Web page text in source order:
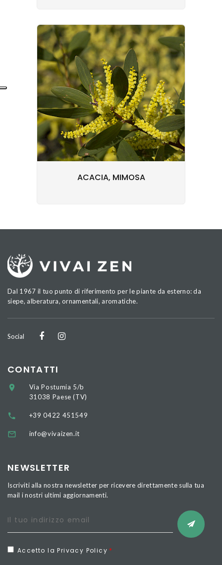
ACACIA, MIMOSA
Dal 1967 il tuo punto di riferimento per le piante da esterno: da
siepe, alberatura, ornamentali, aromatiche.
Social
CONTATTI
Via Postumia 5/b
31038 Paese (TV)
+39 0422 451549
info@vivaizen.it
NEWSLETTER
Iscriviti alla nostra newsletter per ricevere direttamente sulla tua
mail i nostri ultimi aggiornamenti.
Accetto la Privacy Policy